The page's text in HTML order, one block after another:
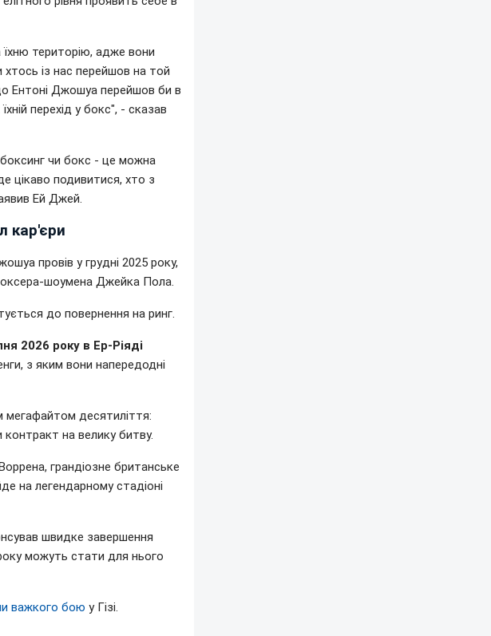
їхню територію, адже вони
із нас перейшов на той
Ентоні Джошуа перейшов би в
перехід у бокс", - сказав
чи бокс - це можна
цікаво подивитися, хто з
Ей Джей.
кар'єри
провів у грудні 2025 року,
шоумена Джейка Пола.
до повернення на ринг.
2026 року в Ер-Ріяді
з яким вони напередодні
десятиліття:
на велику битву.
грандіозне британське
на легендарному стадіоні
швидке завершення
можуть стати для нього
важкого бою у Гізі.